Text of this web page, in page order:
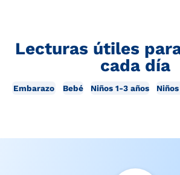
Lecturas útiles
cada día
Embarazo Bebé Niños 1-3 años